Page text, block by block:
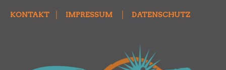
KONTAKT IMPRESSUM DATENSCHUTZ